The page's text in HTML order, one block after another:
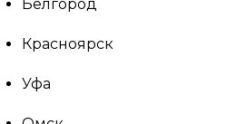
Белгород
Красноярск
Уфа